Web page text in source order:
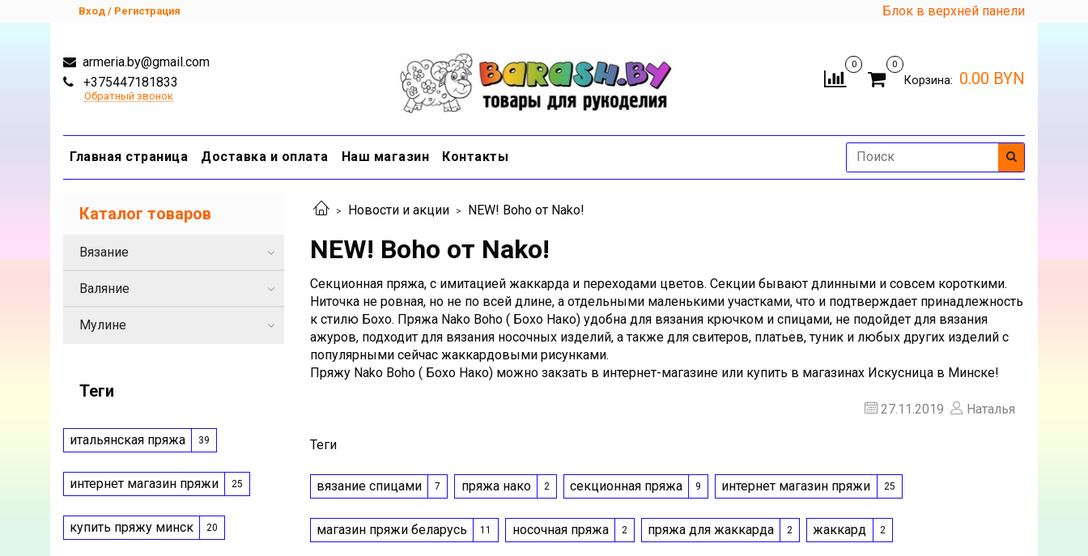
Вход / Регистрация Блок в верхней панели
armeria.by@gmail.com
+375447181833
Обратный звонок
0 0
Корзина: 0.00 BYN
Главная страница Доставка и оплата Наш магазин Контакты
Новости и акции NEW! Boho от Nako!
NEW! Boho от Nako!
Секционная пряжа, с имитацией жаккарда и переходами цветов. Секции бывают длинными и совсем короткими.
Ниточка не ровная, но не по всей длине, а отдельными маленькими участками, что и подтверждает принадлежность
к стилю Бохо. Пряжа Nako Boho ( Бохо Нако) удобна для вязания крючком и спицами, не подойдет для вязания
ажуров, подходит для вязания носочных изделий, а также для свитеров, платьев, туник и любых других изделий с
популярными сейчас жаккардовыми рисунками.
Пряжу Nako Boho ( Бохо Нако) можно закзать в интернет-магазине или купить в магазинах Искусница в Минске!
27.11.2019 Наталья
Теги
вязание спицами 7 пряжа нако 2 секционная пряжа 9 интернет магазин пряжи 25
магазин пряжи беларусь 11 носочная пряжа 2 пряжа для жаккарда 2 жаккард 2
Каталог товаров
Вязание
Валяние
Мулине
Теги
итальянская пряжа 39
интернет магазин пряжи 25
купить пряжу минск 20